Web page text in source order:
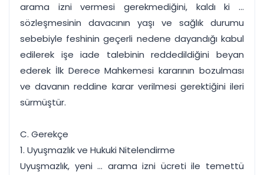
arama izni vermesi gerekmediğini, kaldı ki ...
sözleşmesinin davacının yaşı ve sağlık durumu
sebebiyle feshinin geçerli nedene dayandığı kabul
edilerek işe iade talebinin reddedildiğini beyan
ederek İlk Derece Mahkemesi kararının bozulması
ve davanın reddine karar verilmesi gerektiğini ileri
sürmüştür.
C. Gerekçe
1. Uyuşmazlık ve Hukuki Nitelendirme
Uyuşmazlık, yeni ... arama izni ücreti ile temettü